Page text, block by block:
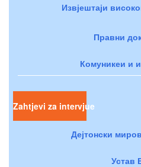
Извјештаји
Правни
Комуникеи и
Zahtjevi za intervjue
Дејтонски
Устав